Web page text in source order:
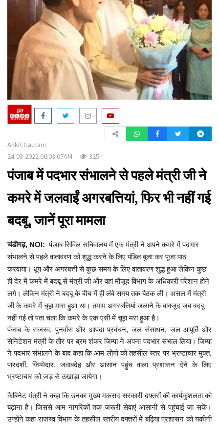
o
n
Ankit Gautam
24-03-2022 06:03:07AM
325
पंजाब में पदभार संभालने से पहले मंत्री जी ने
कमरे में जलवाईं अगरबत्तियां, फिर भी नहीं गई
बदबू, जानें पूरा मामला
चंडीगढ़, NOI:पंजाब सिविल सचिवालय में एक मंत्री ने अपने कमरे में पदभार
संभालने से पहले वातावरण को शुद्ध करने के लिए पंडित बुला कर पूजा पाठ
करवाया। धूप और अगरबत्ती से कुछ समय के लिए वातावरण शुद्ध हुआ लेकिन कुछ
ही देर में कमरे में बदबू से मंत्री जी और वहां मौजूद विभाग के अधिकारी परेशान होने
लगे। लेकिन मंत्री ने बदबू के बीच में ही लंबे समय तक बैठक ली। असल में मंत्री
जी के कमरे में चूहा मारा हुआ था। तमाम अगरबत्तियां जलाने के बावजूद जब बदबू
नहीं गई तो पता चला कि कमरे के एक एसी में चूहा मरा हुआ है।
पंजाब के राजस्व, पुनर्वास और आपदा प्रबंधन, जल संसाधन, जल आपूर्ति और
सेनिटेशन मंत्री के तौर पर ब्रम शंकर जिम्पा ने अपना पदभार संभाल लिया। जिम्पा
ने पदभार संभालने के बाद कहा कि आम लोगों को तहसील स्तर पर भ्रष्टाचार मुक्त,
पारदर्शी, जिम्मेदार, जवाबदेह और आसान पहुंच वाला प्रशासन देने के लिए
भ्रष्टाचार को जड़ से उखाड़ा जायेगा।
कैबिनेट मंत्री ने कहा कि उनका मुख्य मकसद सरकारी दफ्तरों की कार्यकुशलता को
बढ़ाना है। जिससे आम नागरिकों तक जरूरी सेवाएं आसानी से पहुंचाई जा सकें।
उन्होंने कहा राजस्व विभाग के तहसील स्तरीय दफ्तरों में बढ़िया प्रशासन को यकीनी